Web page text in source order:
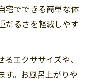
宅でできる簡単な体
だるさを軽減しやす
エクササイズや、
す。お風呂上がりや